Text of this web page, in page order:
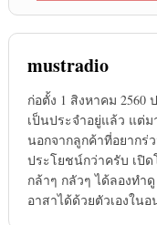
mustradio
ก่อตั้ง 1 สิงหาคม 2560
เป็นประจำอยู่แล้ว แต่
นอกจากลูกค้าที่อยากร่
ประโยชน์กว่าครับ เปิ
กล้าๆ กลัวๆ ได้ลองทำ
อาสาได้ด้วยตัวเองใน